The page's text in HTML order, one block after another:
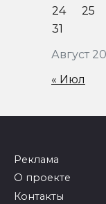
Август
24
25
31
« Июл
Реклама
О проекте
Контакты